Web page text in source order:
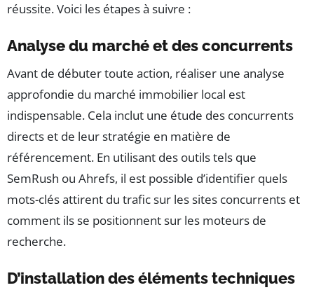
réussite. Voici les étapes à suivre :
Analyse du marché et des concurrents
Avant de débuter toute action, réaliser une analyse
approfondie du marché immobilier local est
indispensable. Cela inclut une étude des concurrents
directs et de leur stratégie en matière de
référencement. En utilisant des outils tels que
SemRush ou Ahrefs, il est possible d’identifier quels
mots-clés attirent du trafic sur les sites concurrents et
comment ils se positionnent sur les moteurs de
recherche.
D’installation des éléments techniques